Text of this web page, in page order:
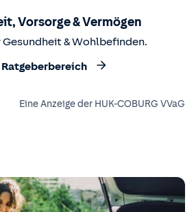
Vorsorge & Vermögen
Gesundheit & Wohlbefinden.
Ratgeberbereich
Eine Anzeige der HUK-COBURG VVaG